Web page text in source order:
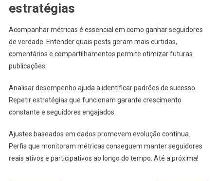
estratégias
Acompanhar métricas é essencial em como ganhar seguidores
de verdade. Entender quais posts geram mais curtidas,
comentários e compartilhamentos permite otimizar futuras
publicações.
Analisar desempenho ajuda a identificar padrões de sucesso.
Repetir estratégias que funcionam garante crescimento
constante e seguidores engajados.
Ajustes baseados em dados promovem evolução contínua.
Perfis que monitoram métricas conseguem manter seguidores
reais ativos e participativos ao longo do tempo. Até a próxima!